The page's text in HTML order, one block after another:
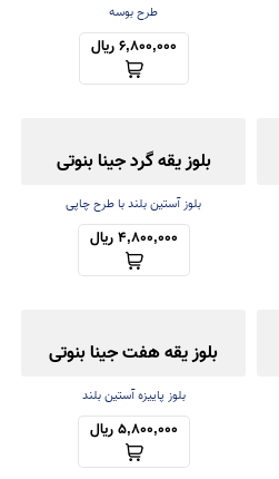
طرح بوسه
6,800,000 ریال
بلوز یقه گرد جینا بنوتی
بلوز آستین بلند با طرح چاپی
4,800,000 ریال
بلوز یقه هفت جینا بنوتی
بلوز پاییزه آستین بلند
5,800,000 ریال